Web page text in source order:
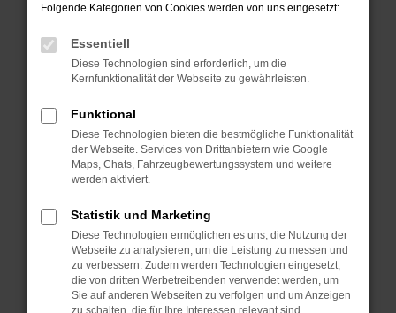
Prüfe deine Browsererweiterungen.
Manche Erweiterungen, wie Werbeblocker,
können das Laden bestimmter Seiten
verhindern. Funktioniert die Seite in einem
Fenster?
Starte dein Gerät neu.
Das kann manchmal helfen, vorübergehende
Probleme zu beheben.
Betriebssystem auf dem neuesten Stand
sind.
Veraltete Software birgt nicht nur ein
Sicherheitsrisiko, sondern kann auch dazu
führen, dass bestimmte Funktionen nicht mehr
Folgende Kategorien von Cookies werden von uns eingesetzt:
Essentiell
Diese Technologien sind erforderlich, um die
Kernfunktionalität der Webseite zu gewährleisten.
Funktional
Diese Technologien bieten die bestmögliche Funktionalität
der Webseite. Services von Drittanbietern wie Google
Maps, Chats, Fahrzeugbewertungssystem und weitere
werden aktiviert.
Statistik und Marketing
Diese Technologien ermöglichen es uns, die Nutzung der
Webseite zu analysieren, um die Leistung zu messen und
zu verbessern. Zudem werden Technologien eingesetzt,
die von dritten Werbetreibenden verwendet werden, um
Sie auf anderen Webseiten zu verfolgen und um Anzeigen
zu schalten, die für Ihre Interessen relevant sind.